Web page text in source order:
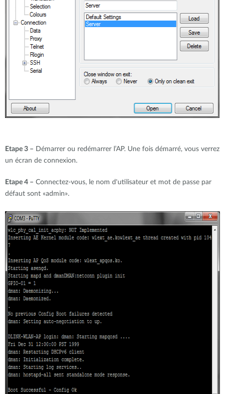
Etape 3 – Démarrer ou redémarrer l’AP. Une fois démarré, vous verrez
un écran de connexion.
Etape 4 – Connectez-vous, le nom d'utilisateur et mot de passe par
défaut sont «admin».